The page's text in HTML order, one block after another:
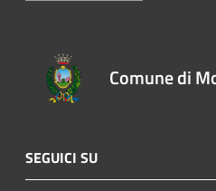
Comune di
SEGUICI SU